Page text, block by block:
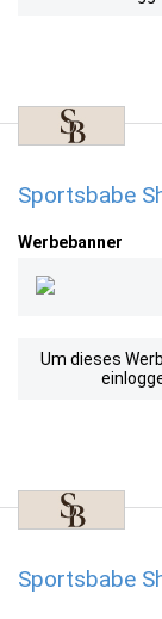
Sportsbabe
Werbebanner
Um dieses
Sportsbabe